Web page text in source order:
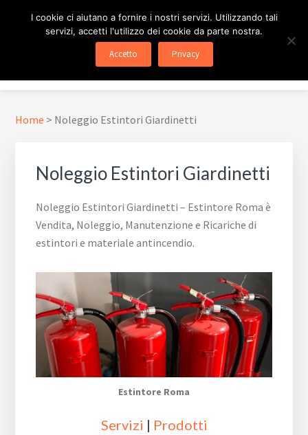
pagina
ESTINTORE ROMA
In Tutta Roma E Provincia
Menu
Home > Noleggio Estintori Giardinetti
Noleggio Estintori Giardinetti
Noleggio Estintori Giardinetti – Estintore Roma è
Vendita, Noleggio, Manutenzione e Ricariche di
estintori e materiale antincendio.
Estintore Roma
Servizi | Prodotti
I cookie ci aiutano a fornire i nostri servizi. Utilizzando tali
servizi, accetti l'utilizzo dei cookie da parte nostra.
Accetto Privacy